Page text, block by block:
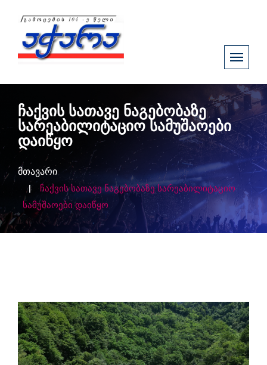
ჩაქვის სათავე ნაგებობაზე
სარეაბილიტაციო სამუშაოები
დაიწყო
მთავარი
ჩაქვის სათავე ნაგებობაზე სარეაბილიტაციო
სამუშაოები დაიწყო